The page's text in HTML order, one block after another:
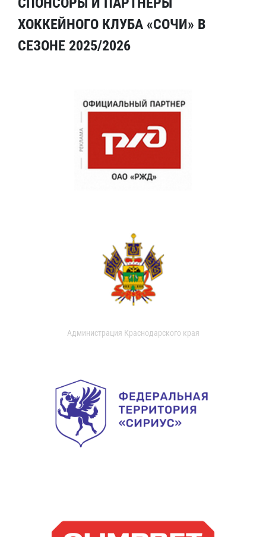
ХОККЕЙНОГО КЛУБА «СОЧИ» В
СЕЗОНЕ 2025/2026
Администрация Краснодарского края